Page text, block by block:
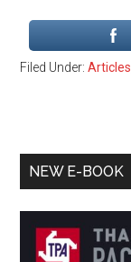
Filed Under: Articles
Primary
Sidebar
NEW E-BOOK